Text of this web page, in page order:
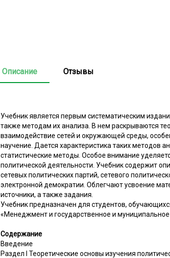
Описание Отзывы
Учебник является первым систематическим
также методам их анализа. В нем раскрываются
взаимодействие сетей и окружающей среды,
научение. Дается характеристика таких методов
статистические методы. Особое внимание
политической деятельности. Учебник содержит
сетевых политических партий, сетевого
электронной демократии. Облегчают усвоение
источники, а также задания.
Учебник предназначен для студентов,
«Менеджмент и государственное и муниципальное
Содержание
Введение
Раздел I Теоретические основы изучения